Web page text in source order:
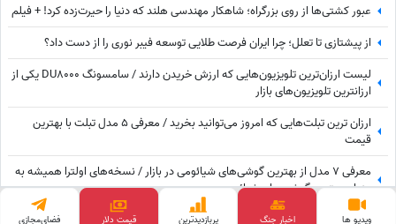
عبور کشتی‌ها از روی بزرگراه؛ شاهکار مهندسی هلند که دنیا را حیرت‌زده کرد! + فیلم
از پیشتازی تا تعلل؛ چرا ایران فرصت طلایی توسعه فیبر نوری را از دست داد؟
لیست ارزان‌ترین تلویزیون‌هایی که ارزش خریدن دارند / سامسونگ DU8000 یکی از
ارزانترین تلویزیون‌های بازار
ارزان ترین تبلت‌هایی که امروز می‌توانید بخرید / معرفی 5 مدل تبلت با بهترین
قیمت
معرفی 7 مدل از بهترین گوشی‌های شیائومی در بازار / نسخه‌های اولترا همیشه به
عنوان بهترین گوشی های شیائومی
پای جناب‌خان به دنیای کریپتو باز شد؛ وقتی بیت‌کوین به مذاق جناب‌خان خوش
ویدیو ها اخبار جنگ پربازدید‌ترین فضای‌مجازی